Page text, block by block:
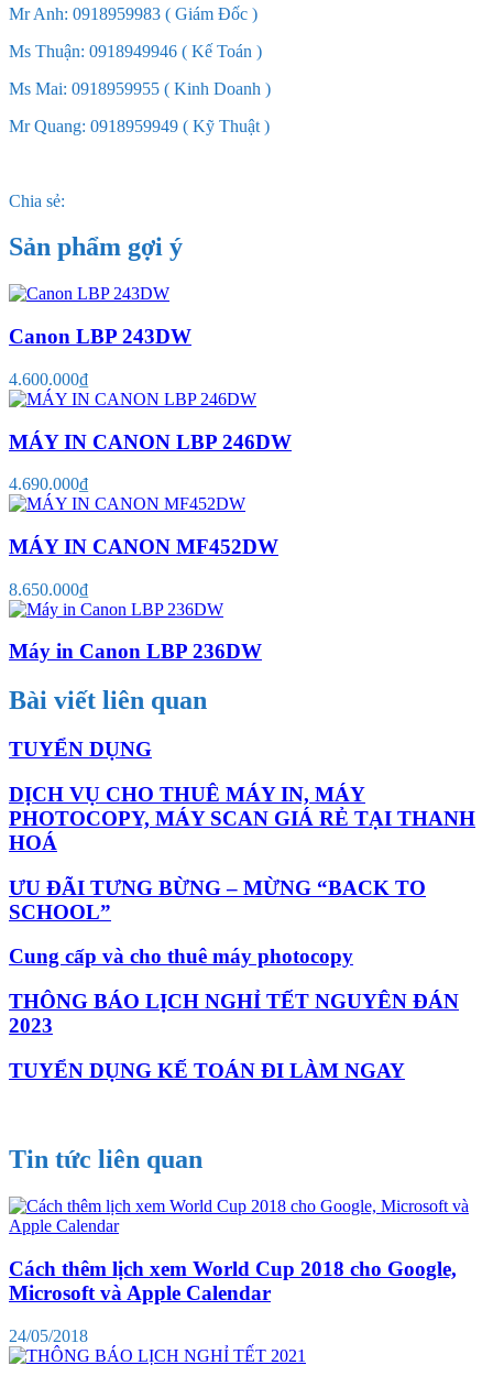
Mr Anh: 0918959983 ( Giám Đốc )
Ms Thuận: 0918949946 ( Kế Toán )
Ms Mai: 0918959955 ( Kinh Doanh )
Mr Quang: 0918959949 ( Kỹ Thuật )
Chia sẻ:
Sản phẩm gợi ý
Canon LBP 243DW
4.600.000₫
MÁY IN CANON LBP 246DW
4.690.000₫
MÁY IN CANON MF452DW
8.650.000₫
Máy in Canon LBP 236DW
Bài viết liên quan
TUYỂN DỤNG
DỊCH VỤ CHO THUÊ MÁY IN, MÁY
PHOTOCOPY, MÁY SCAN GIÁ RẺ TẠI THANH
HOÁ
ƯU ĐÃI TƯNG BỪNG – MỪNG “BACK TO
SCHOOL”
Cung cấp và cho thuê máy photocopy
THÔNG BÁO LỊCH NGHỈ TẾT NGUYÊN ĐÁN
2023
TUYỂN DỤNG KẾ TOÁN ĐI LÀM NGAY
Tin tức liên quan
Cách thêm lịch xem World Cup 2018 cho Google,
Microsoft và Apple Calendar
24/05/2018